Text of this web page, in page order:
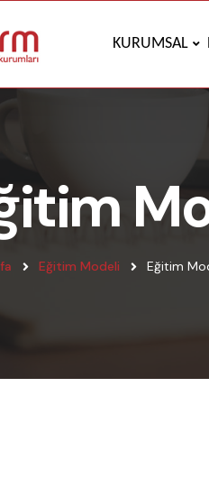
KURUMSAL
Eğitim Modeli Eğitim